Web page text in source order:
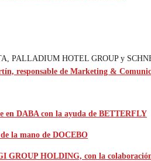
PALLADIUM HOTEL GROUP y
responsable de Marketing &
en DABA con la ayuda de BETTERFLY
la mano de DOCEBO
GROUP HOLDING, con la